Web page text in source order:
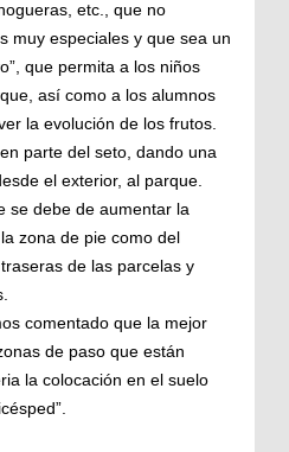
etc., que no
muy especiales y que sea un
que permita a los niños
así como a los alumnos
la evolución de los frutos.
parte del seto, dando una
el exterior, al parque.
se debe de aumentar la
zona de pie como del
de las parcelas y
comentado que la mejor
de paso que están
la colocación en el suelo